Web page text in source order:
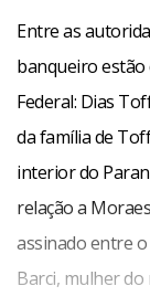
Entre as
banqueiro
Federal: Dias
da família de
interior do
relação a
assinado entre
Barci, mulher do